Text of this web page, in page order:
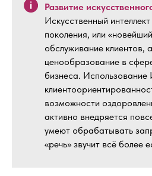
Развитие
Искусственный
поколения, или
обслуживание клиентов,
ценообразование в
бизнеса.
возможности
активно внедряется
умеют обрабатывать
«речь» звучит всё более